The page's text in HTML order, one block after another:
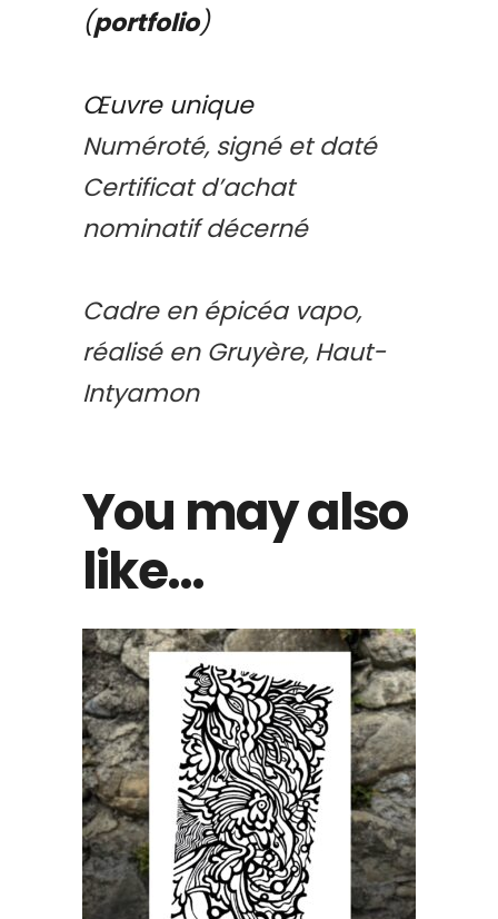
(portfolio)
Œuvre unique
Numéroté, signé et daté
Certificat d’achat
nominatif décerné
Cadre en épicéa vapo,
réalisé en Gruyère, Haut-
Intyamon
You may also
like…